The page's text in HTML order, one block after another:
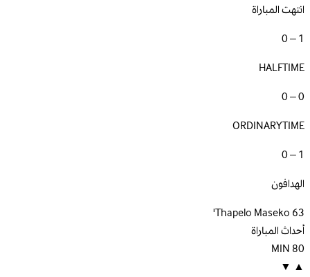
انتهت المباراة
1 – 0
HALFTIME
0 – 0
ORDINARYTIME
1 – 0
الهدافون
Thapelo Maseko63'
أحداث المباراة
80
MIN
▲
▼